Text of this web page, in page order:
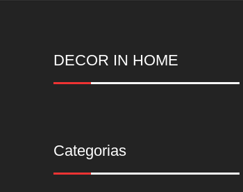
DECOR IN HOME
Categorias